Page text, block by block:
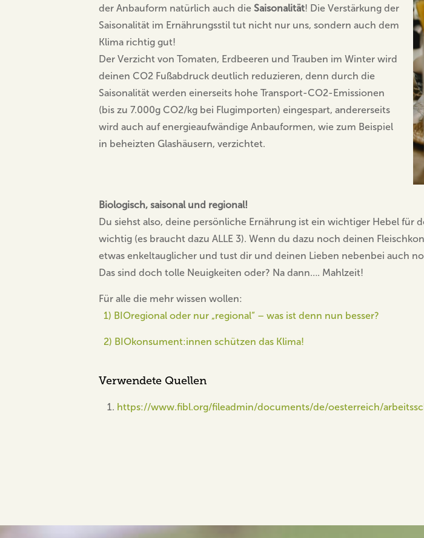
der Anbauform natürlich auch die Saisonalität! Die Verstärkung der
Saisonalität im Ernährungsstil tut nicht nur uns, sondern auch dem
Klima richtig gut!
Der Verzicht von Tomaten, Erdbeeren und Trauben im Winter wird
deinen CO2 Fußabdruck deutlich reduzieren, denn durch die
Saisonalität werden einerseits hohe Transport-CO2-Emissionen
(bis zu 7.000g CO2/kg bei Flugimporten) eingespart, andererseits
wird auch auf energieaufwändige Anbauformen, wie zum Beispiel
in beheizten Glashäusern, verzichtet.
Biologisch, saisonal und regional!
Du siehst also, deine persönliche Ernährung ist ein wichtiger Hebel für
wichtig (es braucht dazu ALLE 3). Wenn du dazu noch deinen
etwas enkeltauglicher und tust dir und deinen Lieben nebenbei auch
Das sind doch tolle Neuigkeiten oder? Na dann…. Mahlzeit!
Für alle die mehr wissen wollen:
1) BIOregional oder nur „regional“ – was ist denn nun besser?
2) BIOkonsument:innen schützen das Klima!
Verwendete Quellen
https://www.fibl.org/fileadmin/documents/de/oesterreich/